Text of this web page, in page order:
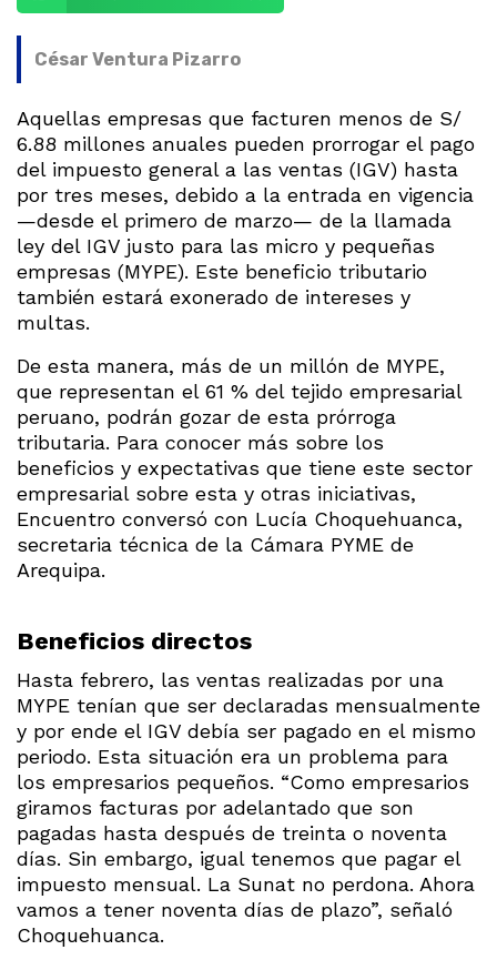
César Ventura Pizarro
Aquellas empresas que facturen menos de S/
6.88 millones anuales pueden prorrogar el pago
del impuesto general a las ventas (IGV) hasta
por tres meses, debido a la entrada en vigencia
—desde el primero de marzo— de la llamada
ley del IGV justo para las micro y pequeñas
empresas (MYPE). Este beneficio tributario
también estará exonerado de intereses y
multas.
De esta manera, más de un millón de MYPE,
que representan el 61 % del tejido empresarial
peruano, podrán gozar de esta prórroga
tributaria. Para conocer más sobre los
beneficios y expectativas que tiene este sector
empresarial sobre esta y otras iniciativas,
Encuentro conversó con Lucía Choquehuanca,
secretaria técnica de la Cámara PYME de
Arequipa.
Beneficios directos
Hasta febrero, las ventas realizadas por una
MYPE tenían que ser declaradas mensualmente
y por ende el IGV debía ser pagado en el mismo
periodo. Esta situación era un problema para
los empresarios pequeños. “Como empresarios
giramos facturas por adelantado que son
pagadas hasta después de treinta o noventa
días. Sin embargo, igual tenemos que pagar el
impuesto mensual. La Sunat no perdona. Ahora
vamos a tener noventa días de plazo”, señaló
Choquehuanca.